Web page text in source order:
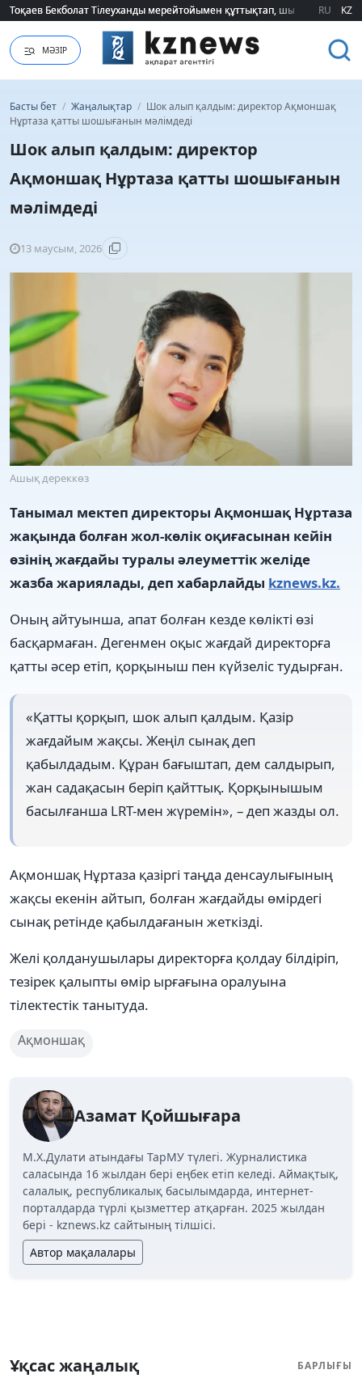
Тоқаев Бекболат Тілеуханды мерейтойымен құттықтап, шығармашылық
Тоқаев Бекболат Тілеуханды мерейтойымен құттықтап, шығармашылық
RU KZ
МӘЗІР
Басты бет / Жаңалықтар / Шок алып қалдым: директор Ақмоншақ
Нұртаза қатты шошығанын мәлімдеді
Шок алып қалдым: директор
Ақмоншақ Нұртаза қатты шошығанын
мәлімдеді
13 маусым, 2026
Ашық дереккөз
Танымал мектеп директоры Ақмоншақ Нұртаза
жақында болған жол-көлік оқиғасынан кейін
өзінің жағдайы туралы әлеуметтік желіде
жазба жариялады, деп хабарлайды kznews.kz.
Оның айтуынша, апат болған кезде көлікті өзі
басқармаған. Дегенмен оқыс жағдай директорға
қатты әсер етіп, қорқыныш пен күйзеліс тудырған.
«Қатты қорқып, шок алып қалдым. Қазір
жағдайым жақсы. Жеңіл сынақ деп
қабылдадым. Құран бағыштап, дем салдырып,
жан садақасын беріп қайттық. Қорқынышым
басылғанша LRT-мен жүремін», – деп жазды ол.
Ақмоншақ Нұртаза қазіргі таңда денсаулығының
жақсы екенін айтып, болған жағдайды өмірдегі
сынақ ретінде қабылдағанын жеткізді.
Желі қолданушылары директорға қолдау білдіріп,
тезірек қалыпты өмір ырғағына оралуына
тілектестік танытуда.
Ақмоншақ
Азамат Қойшығара
М.Х.Дулати атындағы ТарМУ түлегі. Журналистика
саласында 16 жылдан бері еңбек етіп келеді. Аймақтық,
салалық, республикалық басылымдарда, интернет-
порталдарда түрлі қызметтер атқарған. 2025 жылдан
бері - kznews.kz сайтының тілшісі.
Автор мақалалары
Ұқсас жаңалық БАРЛЫҒЫ